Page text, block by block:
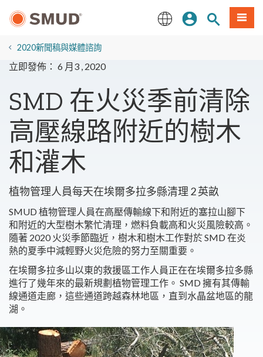
登入站內搜尋
選單
2020新聞稿與媒體諮詢
立即發佈： 6 月3 , 2020
SMD 在火災季前清除
高壓線路附近的樹木
和灌木
植物管理人員每天在埃爾多拉多縣清理 2 英畝
SMUD 植物管理人員在高壓傳輸線下和附近的塞拉山腳下
和附近的大型樹木繁忙清理，燃料負載高和火災風險較高。
隨著 2020 火災季節臨近，樹木和樹木工作對於 SMD 在炎
熱的夏季中減輕野火災危險的努力至關重要。
在埃爾多拉多山以東的救援區工作人員正在在埃爾多拉多縣
進行了幾年來的最新規劃植物管理工作。 SMD 擁有其傳輸
線通道走廊，這些通道跨越森林地區，直到水晶盆地區的龍
湖。